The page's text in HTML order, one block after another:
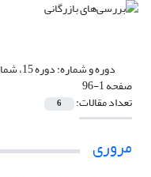
دوره و شماره:
صفحه 1-96
تعداد مقالات: 6
مروری